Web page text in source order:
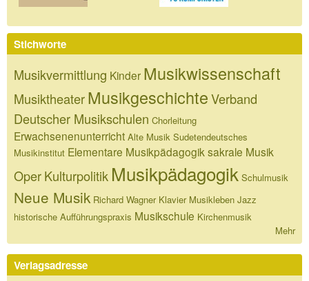
Stichworte
Musikvermittlung Kinder Musikwissenschaft
MusiktheaterMusikgeschichteVerband
Deutscher Musikschulen Chorleitung
Erwachsenenunterricht Alte Musik Sudetendeutsches
Musikinstitut Elementare Musikpädagogik sakrale Musik
OperKulturpolitik Musikpädagogik Schulmusik
Neue Musik Richard Wagner Klavier Musikleben Jazz
historische Aufführungspraxis Musikschule Kirchenmusik
Mehr
Verlagsadresse